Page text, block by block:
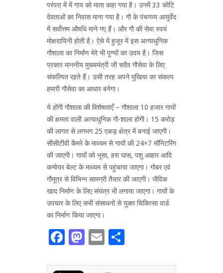
परंपरा में में गाय को माता कहा गया है। उनमें 33 कोटि
देवताओं का निवास माना गया है। गौ के पंचगव्य आयुर्वेद
में सर्वोत्तम औषधि माने गए हैं। और गौ की सेवा स्वयं
मोक्षदायिनी होती है। ऐसे में हुजूर में इस अत्याधुनिक
गौशाला का निर्माण मेरे भी पुण्यों का उदय है। जिस
प्रकार माननीय मुख्यमंत्री जी सदैव गौसेवा के लिए
संकल्पित रहते हैं। उसी तरह अपने मुखिया का संकल्प
हमारी गौसेवा का आधार बनेगा।
ये होंगी गौशाला की विशेषताएँ – गौशाला 10 हजार गायों
की क्षमता वाली अत्याधुनिक गौ-शाला होगी। 15 करोड़
की लागत से लगभग 25 एकड़ क्षेत्र में बनाई जाएगी।
सीसीटीवी कैमरे के माध्यम से गायों की 24×7 मॉनिटरिंग
की जाएगी। गायों को भूसा, हरा घास, पशु आहार आदि
कन्वेयर बेल्ट के माध्यम से पहुंचाया जाएगा। गोबर एवं
गौमूत्र से विभिन्न सामग्री तैयार की जाएगी। जैविक
खाद निर्माण के लिए संयंत्र भी लगाया जाएगा। गायों के
उपचार के लिए सभी संसाधनों से युक्त चिकित्सा वार्ड
का निर्माण किया जाएगा।
Facebook
Mastodon
Email